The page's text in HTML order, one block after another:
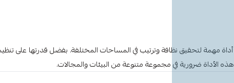
مهمة لتحقيق نظافة وترتيب في المساحات المختلفة. بفضل قدرتها على
الأداة ضرورية في مجموعة متنوعة من البيئات والمجالات.